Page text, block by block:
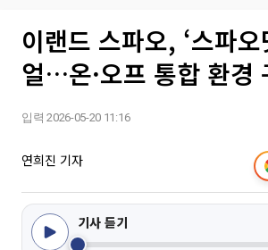
이랜드 스파오, ‘스파오
얼…온·오프 통합 환경
입력 2026-05-20 11:16
연희진 기자
기사 듣기